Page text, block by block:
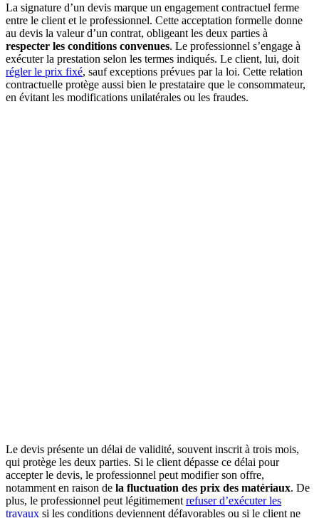
La signature d’un devis marque un engagement contractuel ferme
entre le client et le professionnel. Cette acceptation formelle donne
au devis la valeur d’un contrat, obligeant les deux parties à
respecter les conditions convenues. Le professionnel s’engage à
exécuter la prestation selon les termes indiqués. Le client, lui, doit
régler le prix fixé, sauf exceptions prévues par la loi. Cette relation
contractuelle protège aussi bien le prestataire que le consommateur,
en évitant les modifications unilatérales ou les fraudes.
Le devis présente un délai de validité, souvent inscrit à trois mois,
qui protège les deux parties. Si le client dépasse ce délai pour
accepter le devis, le professionnel peut modifier son offre,
notamment en raison de la fluctuation des prix des matériaux. De
plus, le professionnel peut légitimement refuser d’exécuter les
travaux si les conditions deviennent défavorables ou si le client ne